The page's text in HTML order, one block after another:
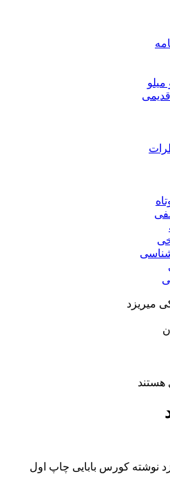
میریزد
نوشته کورس بابایی چاپ اول